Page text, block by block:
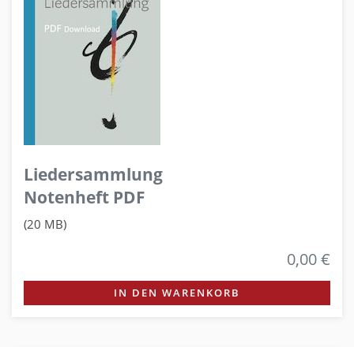
Liedersammlung
Notenheft PDF
(20 MB)
0,00 €
IN DEN WARENKORB